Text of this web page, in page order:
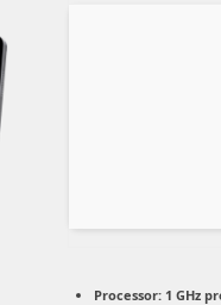
Processor: 1 GHz